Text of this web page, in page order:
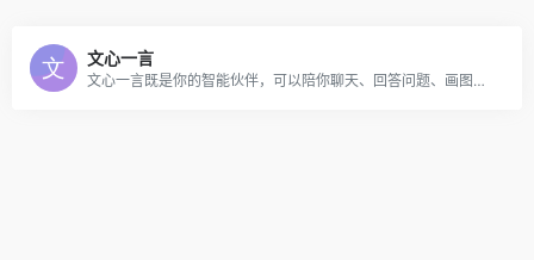
文心一言
文心一言既是你的智能伙伴，可以陪你聊天、回答问题、画图识图；也是你的AI助手，可以提供灵感、撰写文案、阅读文档、智能翻译，帮你高效完成工作和学习任务。